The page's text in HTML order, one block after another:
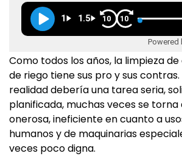
1 1.5 10 10
Powered
Como todos los años, la limpieza
de riego tiene sus pro y sus
realidad debería una tarea seria,
planificada, muchas veces se torna
onerosa, ineficiente en cuanto a
humanos y de maquinarias
veces poco digna.